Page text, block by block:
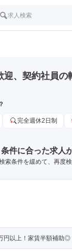
求人検索
、契約社員の
完全週休2日制
条件に合った求人
索条件を緩めて、再度
円以上！家賃半額補助◎